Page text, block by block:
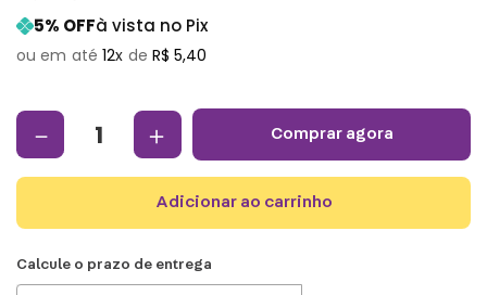
5% OFFà vista no Pix
12 R$ 5,40
＋
－ comprar agora
adicionar ao carrinho